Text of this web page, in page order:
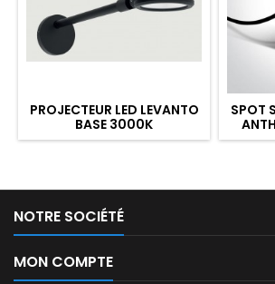
PROJECTEUR LED LEVANTO
BASE 3000K
SPOT
NOTRE SOCIÉTÉ
MON COMPTE